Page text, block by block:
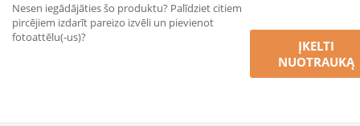
Nesen iegādājāties šo produktu? Palīdziet citiem
pircējiem izdarīt pareizo izvēli un pievienot
fotoattēlu(-us)?
ĮKELTI
NUOTRAUKĄ